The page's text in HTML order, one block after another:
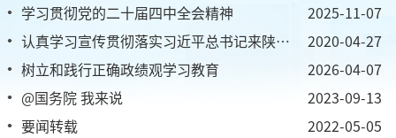
2025-11-07
学习贯彻党的二十届四中全会精神
2020-04-27
认真学习宣传贯彻落实习近平总书记来陕考察重要讲话精神
2026-04-07
树立和践行正确政绩观学习教育
2023-09-13
@国务院 我来说
2022-05-05
要闻转载